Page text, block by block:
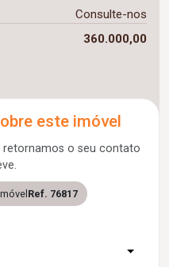
Consulte-nos
360.000,00
este imóvel
retornamos o seu contato
Ref. 76817